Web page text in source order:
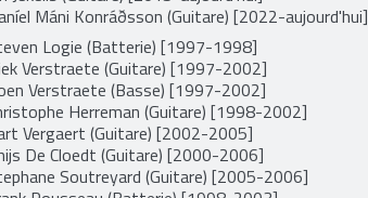
Máni Konráðsson (Guitare) [2022-aujourd'hui]
Logie (Batterie) [1997-1998]
Verstraete (Guitare) [1997-2002]
Verstraete (Basse) [1997-2002]
Herreman (Guitare) [1998-2002]
Vergaert (Guitare) [2002-2005]
De Cloedt (Guitare) [2000-2006]
Soutreyard (Guitare) [2005-2006]